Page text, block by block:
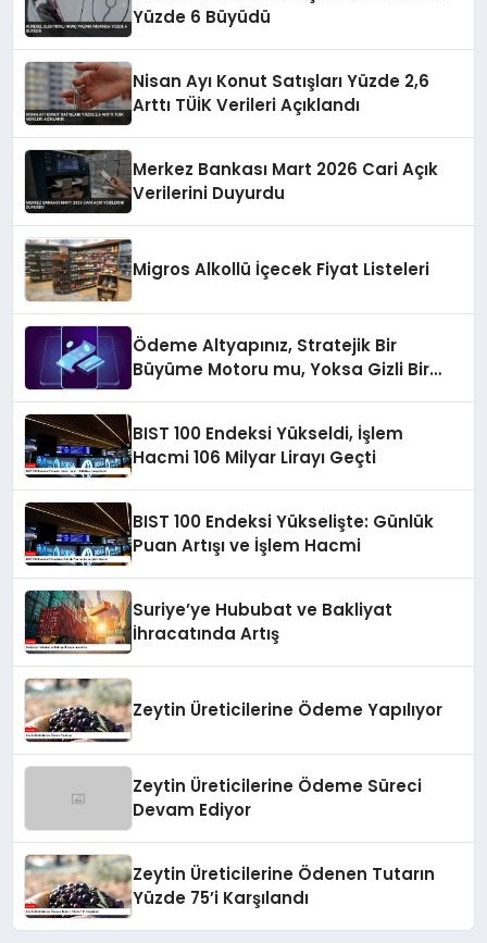
Yüzde 6 Büyüdü
Nisan Ayı Konut Satışları Yüzde 2,6
Arttı TÜİK Verileri Açıklandı
Merkez Bankası Mart 2026 Cari Açık
Verilerini Duyurdu
Migros Alkollü İçecek Fiyat Listeleri
Ödeme Altyapınız, Stratejik Bir
Büyüme Motoru mu, Yoksa Gizli Bir
BIST 100 Endeksi Yükseldi, İşlem
Hacmi 106 Milyar Lirayı Geçti
BIST 100 Endeksi Yükselişte: Günlük
Puan Artışı ve İşlem Hacmi
Suriye’ye Hububat ve Bakliyat
İhracatında Artış
Zeytin Üreticilerine Ödeme Yapılıyor
Zeytin Üreticilerine Ödeme Süreci
Devam Ediyor
Zeytin Üreticilerine Ödenen Tutarın
Yüzde 75’i Karşılandı